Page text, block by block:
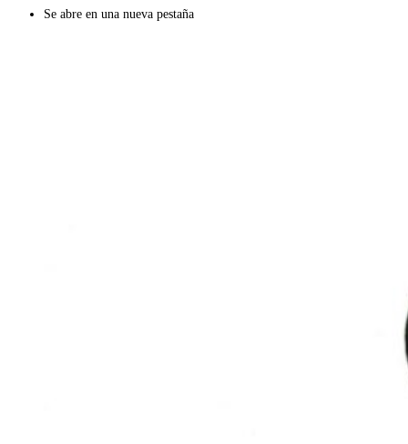
Se abre en una nueva pestaña